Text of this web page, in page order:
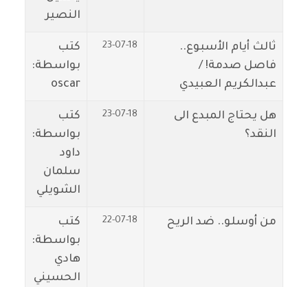
النصير
ثالث أيام الأسبوع..
فاصل صدمة! /
عبدالكريم العبيدي
23-07-18
كتب
بواسطة:
oscar
هل يحتاج المبدع الى
النقد؟
23-07-18
كتب
بواسطة:
داود
سلمان
الشويلي
من أوسلو.. ضد الريح 22-07-18
كتب
بواسطة:
هادي
الحسيني